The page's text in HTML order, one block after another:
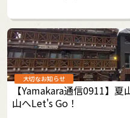
大切なお知らせ
【Yamakara通信0911】
山へLet's Go！